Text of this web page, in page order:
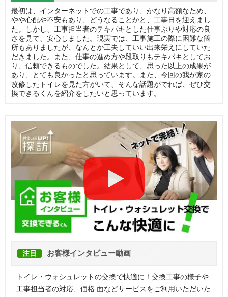
最初は、インターネットでの工事であり、かなり高額なため、
やや心配や不安もあり、どうなることかと、工事日を迎えまし
た。しかし、工事担当者のテキパキとした仕事ぶりや対応の良
さを見て、安心しました。現実では、工事施工の際に困難な箇
所もありましたが、なんとか工夫していい出来栄えにしていた
だきました。また、仕事の進め方や段取りもテキパキとしてお
り、信頼できるものでした。結果として、思った以上の成果が
あり、とても良かったと思っています。また、今回の我が家の
改修したトイレを見た方がいて、そんな話題がでれば、ぜひ交
換できるくんを紹介をしたいと思っています。
注目 お客様インタビュー動画
トイレ・ウォシュレットの交換で快適に！交換工事の様子や
工事担当者の対応、価格 面などサービスをご利用いただいた